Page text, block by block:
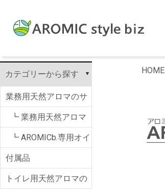
カテゴリーから探す
業務用天然アロマのサ
ブスク AROMIC b.
┗ 業務用天然アロマ
のサブスク AROMIC
b.
┗ AROMICb.専用オイ
ル
付属品
トイレ用天然アロマの
HOME